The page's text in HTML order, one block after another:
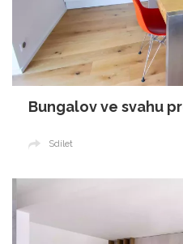
Bungalov ve svahu
Sdílet